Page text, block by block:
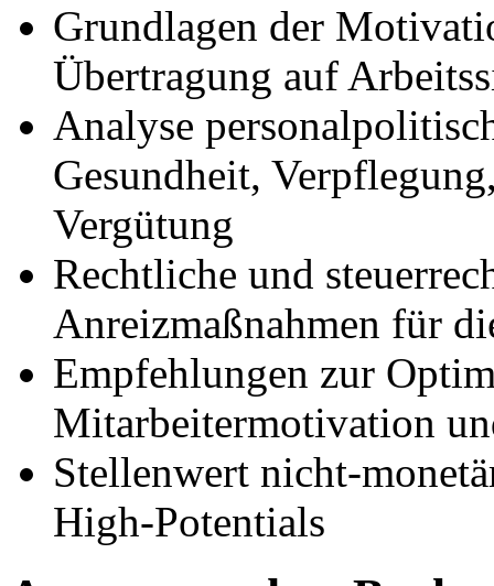
Grundlagen der
Übertragung auf
Analyse
Gesundheit,
Vergütung
Rechtliche und
Anreizmaßnahmen für
Empfehlungen zur
Mitarbeitermotivation
Stellenwert nicht-
High-Potentials